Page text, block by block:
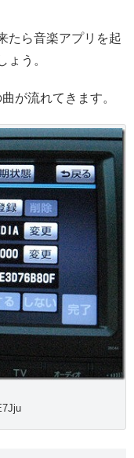
たら音楽アプリを起
ょう。
が流れてきます。